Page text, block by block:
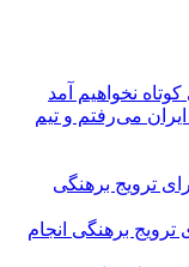
نخواهیم آمد
ایران می‌رفتم و تیم
برهنگی انجام